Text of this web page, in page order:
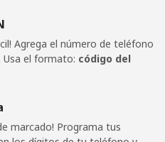
16 min por ⁦$10⁩ ⁦7¢⁩
14 min por ⁦$10⁩
Agrega el número de teléfono
Usa el formato: código del
marcado! Programa tus